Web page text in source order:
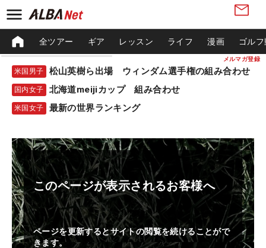
メルマガ登録
全ツアー ギア レッスン ライフ 漫画 ゴル
米国男子 松山英樹ら出場 ウィンダム選手権の組み合わせ
国内女子 北海道meijiカップ 組み合わせ
米国女子 最新の世界ランキング
このページが表示されるお客様へ
ページを更新するとサイトの閲覧を続けることがで
きます。